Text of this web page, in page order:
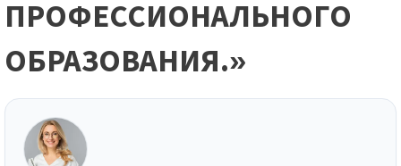
ПРОФЕССИОНАЛЬНОГО
ОБРАЗОВАНИЯ.»